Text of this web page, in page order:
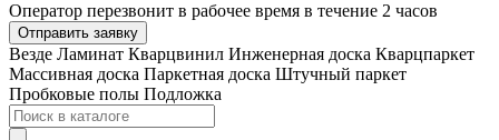
Оператор перезвонит в рабочее время в течение 2 часов
Отправить заявку
Везде Ламинат Кварцвинил Инженерная доска Кварцпаркет
Массивная доска Паркетная доска Штучный паркет
Пробковые полы Подложка